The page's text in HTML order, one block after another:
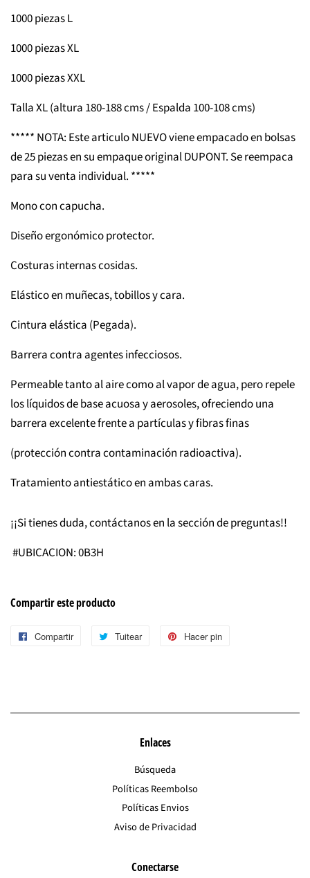
1000 piezas L
1000 piezas XL
1000 piezas XXL
Talla XL (altura 180-188 cms / Espalda 100-108 cms)
***** NOTA: Este articulo NUEVO viene empacado en bolsas
de 25 piezas en su empaque original DUPONT. Se reempaca
para su venta individual. *****
Mono con capucha.
Diseño ergonómico protector.
Costuras internas cosidas.
Elástico en muñecas, tobillos y cara.
Cintura elástica (Pegada).
Barrera contra agentes infecciosos.
Permeable tanto al aire como al vapor de agua, pero repele
los líquidos de base acuosa y aerosoles, ofreciendo una
barrera excelente frente a partículas y fibras finas
(protección contra contaminación radioactiva).
Tratamiento antiestático en ambas caras.
¡¡Si tienes duda, contáctanos en la sección de preguntas!!
#UBICACION: 0B3H
Compartir este producto
Compartir
CompartirTuitear
Tuitear
Hacer pin
Enlaces
Búsqueda
Políticas Reembolso
Políticas Envios
Aviso de Privacidad
Conectarse